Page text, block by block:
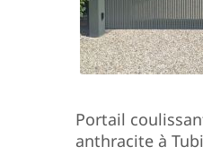
Portail
anthracite à